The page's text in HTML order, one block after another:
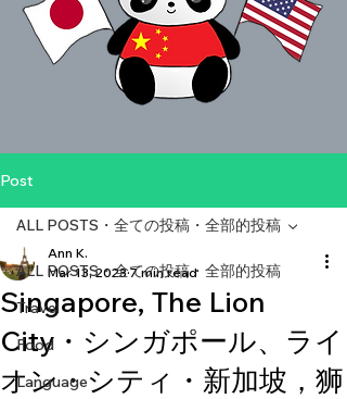
Post
ALL POSTS・全ての投稿・全部的投稿
Travel
Food
Language
ALL POSTS・全ての投稿・全部的投稿
Singapore, The Lion
City・シンガポール、ライ
オン・シティ・新加坡，狮
Ann K.
Mar 13, 2023 7 min read